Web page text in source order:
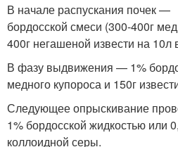
В начале распускания почек —
бордосской смеси (300-400г
400г негашеной извести на 10л
В фазу выдвижения — 1%
медного купороса и 150г
Следующее опрыскивание
1% бордосской жидкостью или
коллоидной серы.